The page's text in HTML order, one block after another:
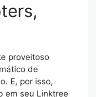
proveitoso
de
E, por isso,
em seu Linktree